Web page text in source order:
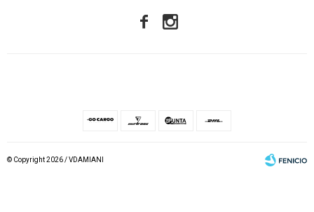
 
© Copyright 2026 / VDAMIANI